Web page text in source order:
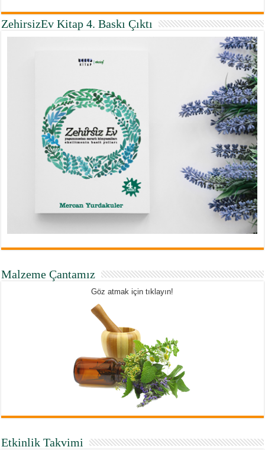
ZehirsizEv Kitap 4. Baskı Çıktı
Malzeme Çantamız
Göz atmak için tıklayın!
Etkinlik Takvimi